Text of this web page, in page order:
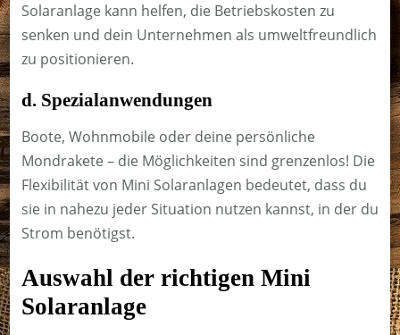
Solaranlage kann helfen, die Betriebskosten zu
senken und dein Unternehmen als umweltfreundlich
zu positionieren.
d. Spezialanwendungen
Boote, Wohnmobile oder deine persönliche
Mondrakete – die Möglichkeiten sind grenzenlos! Die
Flexibilität von Mini Solaranlagen bedeutet, dass du
sie in nahezu jeder Situation nutzen kannst, in der du
Strom benötigst.
Auswahl der richtigen Mini
Solaranlage